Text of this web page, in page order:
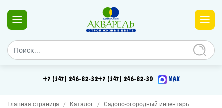
+7 (347) 246-82-32+7 (347) 246-82-30 MAX
Главная страница Каталог
Садово-огородный инвентарь